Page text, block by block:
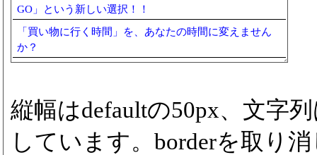
GO」という新しい選択！！
「買い物に行く時間」を、あなたの時間に変えません
か？
縦幅はdefaultの50px、文字
しています。borderを取り